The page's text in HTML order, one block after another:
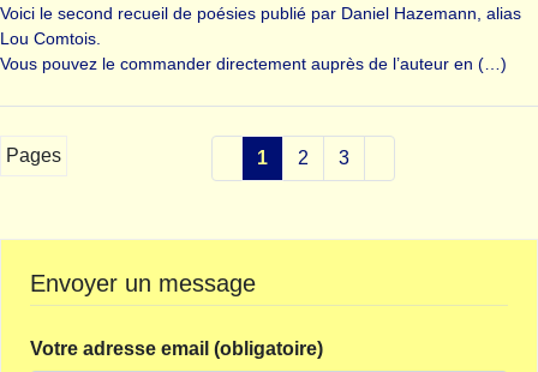
Voici le second recueil de poésies publié par Daniel Hazemann, alias
Lou Comtois.
Vous pouvez le commander directement auprès de l’auteur en (…)
Pages 1 2 3
Envoyer un message
Votre adresse email (obligatoire)